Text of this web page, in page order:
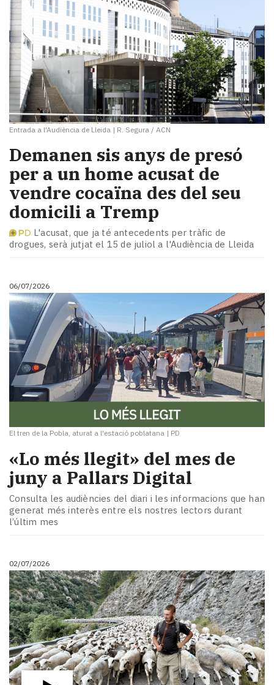
Entrada a l'Audiència de Lleida | R. Segura / ACN
Demanen sis anys de presó
per a un home acusat de
vendre cocaïna des del seu
domicili a Tremp
L'acusat, que ja té antecedents per tràfic de
drogues, serà jutjat el 15 de juliol a l'Audiència de Lleida
06/07/2026
El tren de la Pobla, aturat a l'estació poblatana | PD
«Lo més llegit» del mes de
juny a Pallars Digital
Consulta les audiències del diari i les informacions que han
generat més interès entre els nostres lectors durant
l’últim mes
02/07/2026